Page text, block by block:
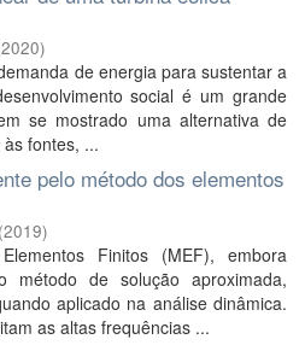
2020)
de energia para sustentar a
social é um grande
se mostrado uma alternativa de
fontes, ...
pelo método dos elementos
(2019)
Finitos (MEF), embora
método de solução aproximada,
aplicado na análise dinâmica.
as altas frequências ...